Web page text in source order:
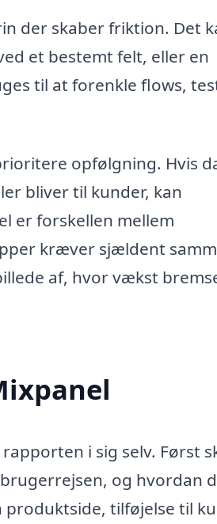
der skaber friktion. Det
et bestemt felt, eller en
til at forenkle flows,
opfølgning. Hvis
bliver til kunder, kan
er forskellen mellem
kræver sjældent
af, hvor vækst
i sig selv. Først
og hvordan
tilføjelse til